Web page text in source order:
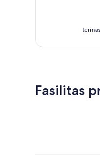
Fasilitas